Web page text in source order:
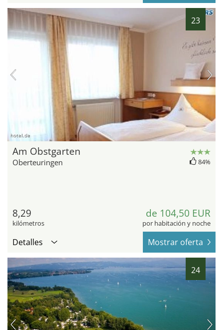
23
hotel.de
Am Obstgarten
Oberteuringen 84%
8,29
kilómetros
de 104,50 EUR
por habitación y noche
Detalles Mostrar oferta
24